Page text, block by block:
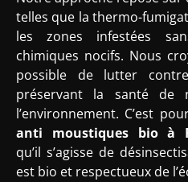
telles que la thermo-
les zones infestées
chimiques nocifs. Nous
possible de lutter
préservant la santé de
l’environnement. C’est
anti moustiques bioà
qu’il s’agisse de
est bio et respectueux de